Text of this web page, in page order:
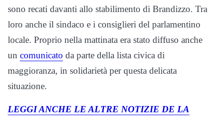
sono recati davanti allo stabilimento di Brandizzo. Tra
loro anche il sindaco e i consiglieri del parlamentino
locale. Proprio nella mattinata era stato diffuso anche
un comunicato da parte della lista civica di
maggioranza, in solidarietà per questa delicata
situazione.
LEGGI ANCHE LE ALTRE NOTIZIE DE LA